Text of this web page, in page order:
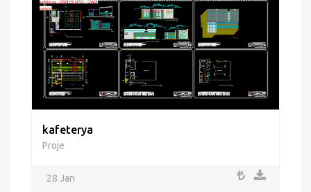
kafeterya
Proje
28 Jan